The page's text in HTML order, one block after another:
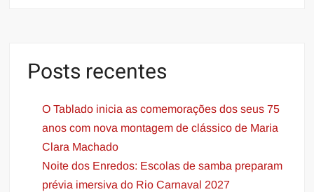
Posts recentes
O Tablado inicia as comemorações dos seus 75
anos com nova montagem de clássico de Maria
Clara Machado
Noite dos Enredos: Escolas de samba preparam
prévia imersiva do Rio Carnaval 2027